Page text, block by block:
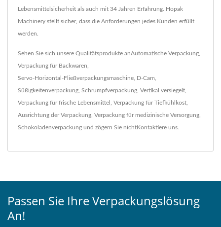
Lebensmittelsicherheit als auch mit 34 Jahren Erfahrung. Hopak
Machinery stellt sicher, dass die Anforderungen jedes Kunden erfüllt
werden.
Sehen Sie sich unsere Qualitätsprodukte anAutomatische Verpackung
Verpackung für Backwaren
Servo-Horizontal-Fließverpackungsmaschine D-Cam
Süßigkeitenverpackung Schrumpfverpackung Vertikal versiegelt
Verpackung für frische Lebensmittel Verpackung für Tiefkühlkost
Ausrichtung der Verpackung Verpackung für medizinische Versorgung
Schokoladenverpackung und zögern Sie nichtKontaktiere uns
Passen Sie Ihre Verpackungslösung
An!